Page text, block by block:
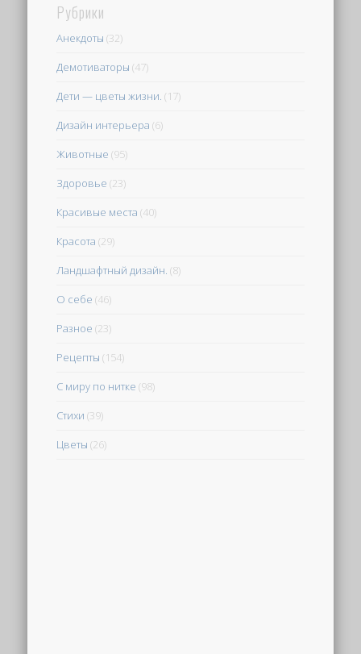
Рубрики
Анекдоты (32)
Демотиваторы (47)
Дети — цветы жизни. (17)
Дизайн интерьера (6)
Животные (95)
Здоровье (23)
Красивые места (40)
Красота (29)
Ландшафтный дизайн. (8)
О себе (46)
Разное (23)
Рецепты (154)
С миру по нитке (98)
Стихи (39)
Цветы (26)